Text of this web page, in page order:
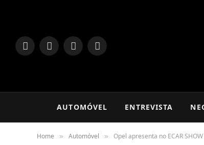
LinkedInFacebookInstagram
TikTok
AUTOMÓVEL ENTREVISTA
Home » Automóvel » Opel apresenta no ECAR